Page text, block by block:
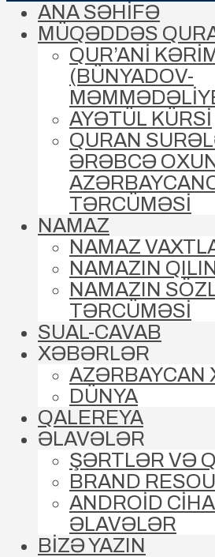
ANA SƏHİFƏ
MÜQƏDDƏS
QUR’ANİ
(BÜNYADOV-
AYƏTÜL KÜRSİ
QURAN
ƏRƏBCƏ
TƏRCÜMƏSİ
NAMAZ
NAMAZ
NAMAZIN
NAMAZIN
TƏRCÜMƏSİ
SUAL-CAVAB
XƏBƏRLƏR
DÜNYA
QALEREYA
ƏLAVƏLƏR
ŞƏRTLƏR VƏ
BRAND
ANDROİD
ƏLAVƏLƏR
BİZƏ YAZIN